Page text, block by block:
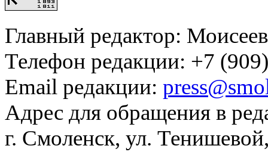
Главный редактор:
Телефон редакции: +7
Email редакции:
Адрес для обращения в
г. Смоленск, ул.